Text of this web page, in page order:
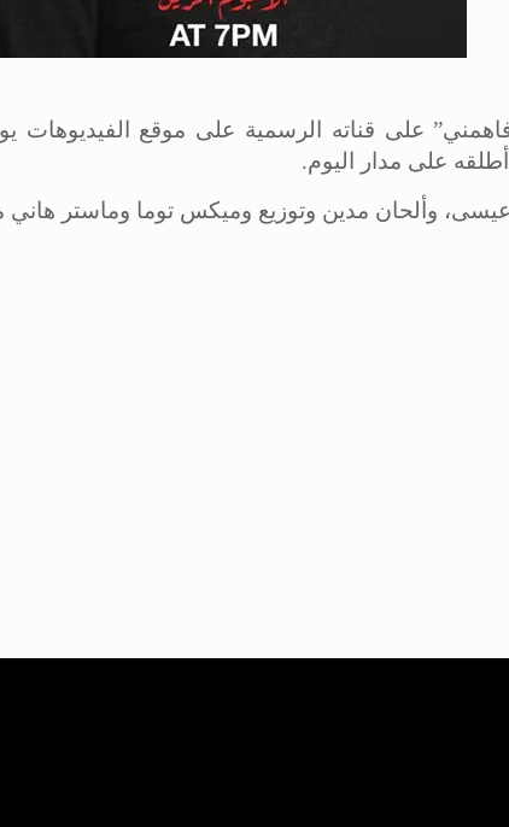
على قناته الرسمية على موقع الفيديوهات
أطلقه على مدار اليوم.
وألحان مدين وتوزيع وميكس توما وماستر